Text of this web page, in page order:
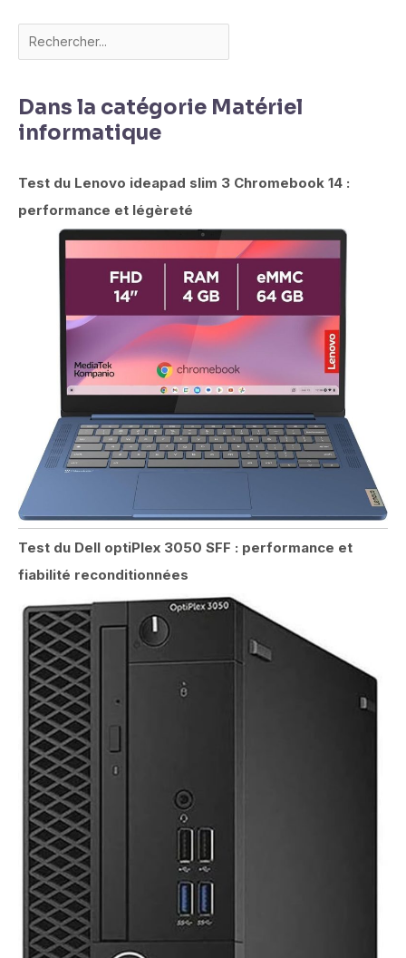
Dans la catégorie Matériel
informatique
Test du Lenovo ideapad slim 3 Chromebook 14 :
performance et légèreté
Test du Dell optiPlex 3050 SFF : performance et
fiabilité reconditionnées